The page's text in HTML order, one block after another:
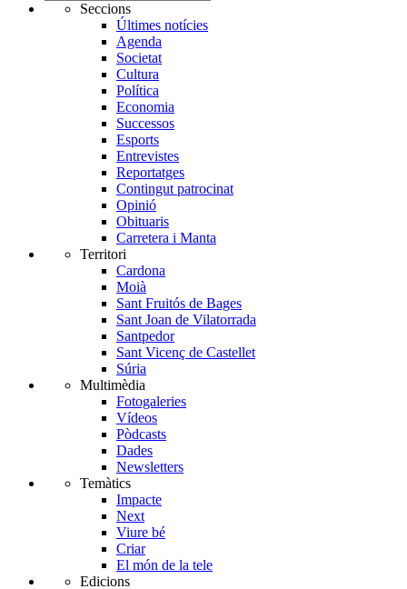
Seccions
Últimes notícies
Agenda
Societat
Cultura
Política
Economia
Successos
Esports
Entrevistes
Reportatges
Contingut patrocinat
Opinió
Obituaris
Carretera i Manta
Territori
Cardona
Moià
Sant Fruitós de Bages
Sant Joan de Vilatorrada
Santpedor
Sant Vicenç de Castellet
Súria
Multimèdia
Fotogaleries
Vídeos
Pòdcasts
Dades
Newsletters
Temàtics
Impacte
Next
Viure bé
Criar
El món de la tele
Edicions